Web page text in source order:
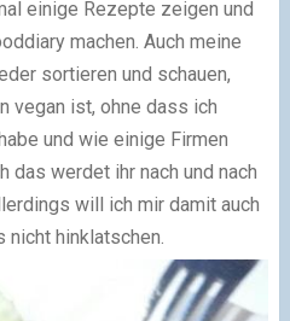
einige Rezepte zeigen und
machen. Auch meine
sortieren und schauen,
vegan ist, ohne dass ich
und wie einige Firmen
das werdet ihr nach und nach
will ich mir damit auch
nicht hinklatschen.